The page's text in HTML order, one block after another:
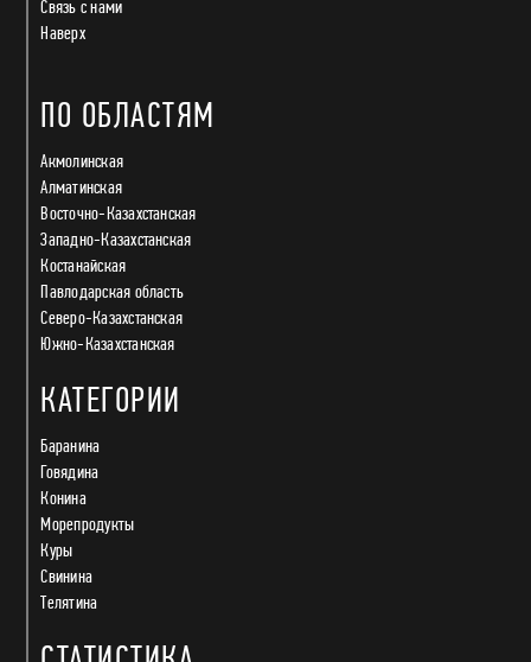
Связь с нами
Наверх
ПО ОБЛАСТЯМ
Акмолинская
Алматинская
Восточно-Казахстанская
Западно-Казахстанская
Костанайская
Павлодарская область
Северо-Казахстанская
Южно-Казахстанская
КАТЕГОРИИ
Баранина
Говядина
Конина
Морепродукты
Куры
Свинина
Телятина